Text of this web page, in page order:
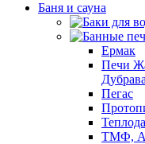
Баня и сауна
Ермак
Печи
Дубрава
Пегас
ТМФ,